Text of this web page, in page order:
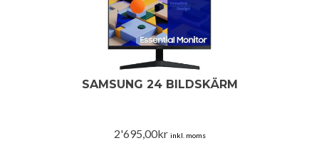
SAMSUNG 24 BILDSKÄRM
2'695,00kr inkl. moms